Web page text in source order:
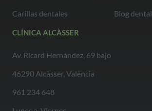
Carillas dentales Blog dental
CLÍNICA ALCÀSSER
Av. Ricard Hernández, 69 bajo
46290 Alcàsser, València
961 234 648